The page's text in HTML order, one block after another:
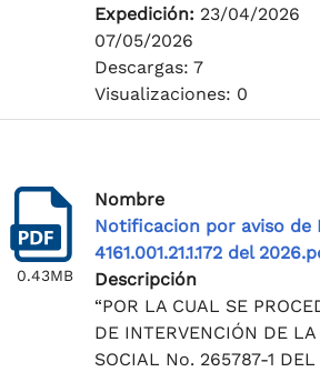
Expedición: 23/04/2026
07/05/2026
Descargas: 7
Visualizaciones: 0
0.43MB
Nombre
Notificacion por aviso de
4161.001.21.1.172 del
Descripción
“POR LA CUAL SE
DE INTERVENCIÓN DE
SOCIAL No. 265787-1 DEL